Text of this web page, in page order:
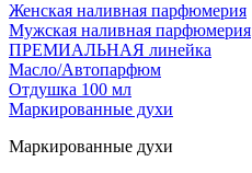
Женская наливная парфюмерия
Мужская наливная парфюмерия
ПРЕМИАЛЬНАЯ линейка
Масло/Автопарфюм
Отдушка 100 мл
Маркированные духи
Маркированные духи